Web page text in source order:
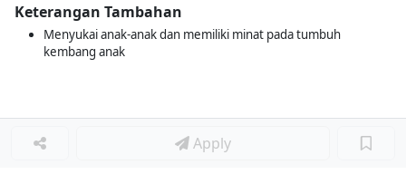
Keterangan Tambahan
Menyukai anak-anak dan memiliki minat pada tumbuh
kembang anak
Apply